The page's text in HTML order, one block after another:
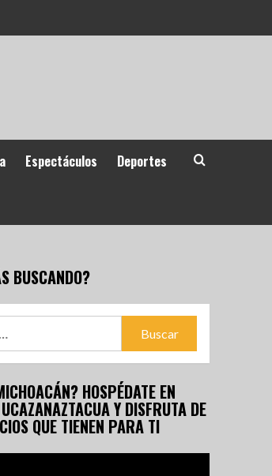
Espectáculos Deportes
BUSCANDO?
HOSPÉDATE EN
Y DISFRUTA DE
QUE TIENEN PARA TI